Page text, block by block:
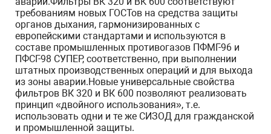
требованиям новых ГОСТов на средства защиты
органов дыхания, гармонизированных с
европейскими стандартами и используются в
составе промышленных противогазов ПФМГ-96 и
ПФСГ-98 СУПЕР, соответственно, при выполнении
штатных производственных операций и для выхода
из зоны аварии.Новые универсальные свойства
фильтров ВК 320 и ВК 600 позволяют реализовать
принцип «двойного использования», т.е.
использовать одни и те же СИЗОД для гражданской
и промышленной защиты.